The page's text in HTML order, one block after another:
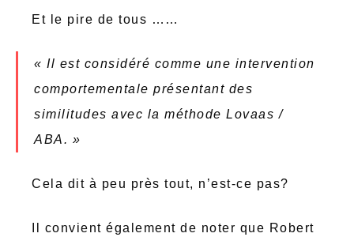
Et le pire de tous ……
« Il est considéré comme une intervention
comportementale présentant des
similitudes avec la méthode Lovaas /
ABA. »
Cela dit à peu près tout, n’est-ce pas?
Il convient également de noter que Robert